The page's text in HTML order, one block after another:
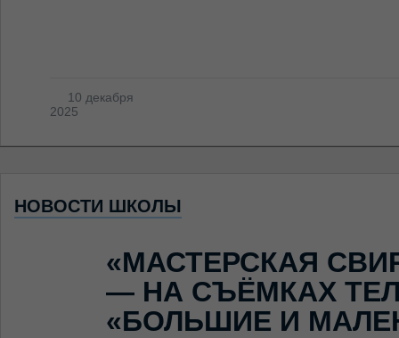
10 декабря
2025
НОВОСТИ ШКОЛЫ
«МАСТЕРСКАЯ
— НА СЪЁМКАХ
«БОЛЬШИЕ И